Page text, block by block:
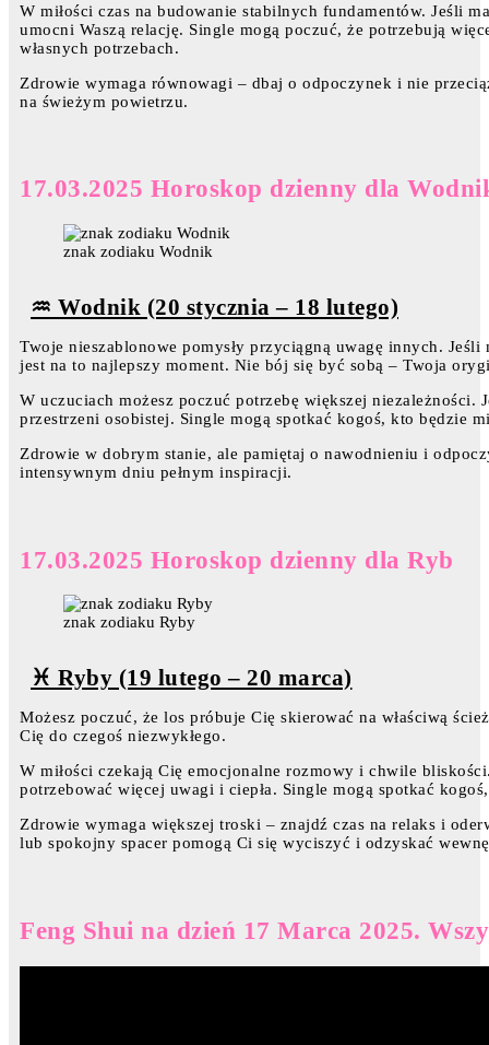
W miłości czas na budowanie stabilnych fundamentów. Jeśli
umocni Waszą relację. Single mogą poczuć, że potrzebują
własnych potrzebach.
Zdrowie wymaga równowagi – dbaj o odpoczynek i nie
na świeżym powietrzu.
17.03.2025 Horoskop dzienny dla
znak zodiaku Wodnik
♒ Wodnik (20 stycznia – 18 lutego)
Twoje nieszablonowe pomysły przyciągną uwagę innych. Jeśli
jest na to najlepszy moment. Nie bój się być sobą – Twoja
W uczuciach możesz poczuć potrzebę większej niezależności.
przestrzeni osobistej. Single mogą spotkać kogoś, kto będzie
Zdrowie w dobrym stanie, ale pamiętaj o nawodnieniu i
intensywnym dniu pełnym inspiracji.
17.03.2025 Horoskop dzienny dla Ryb
znak zodiaku Ryby
♓ Ryby (19 lutego – 20 marca)
Możesz poczuć, że los próbuje Cię skierować na właściwą
Cię do czegoś niezwykłego.
W miłości czekają Cię emocjonalne rozmowy i chwile
potrzebować więcej uwagi i ciepła. Single mogą spotkać
Zdrowie wymaga większej troski – znajdź czas na relaks i
lub spokojny spacer pomogą Ci się wyciszyć i odzyskać
Feng Shui na dzień 17 Marca 2025.